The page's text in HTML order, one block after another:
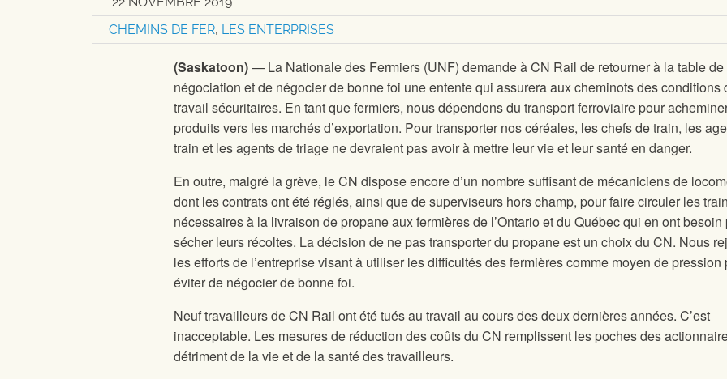
CHEMINS DE FER, LES ENTERPRISES
(Saskatoon)— La Nationale des Fermiers (UNF) demande à CN Rail de retourner à la table de
négociation et de négocier de bonne foi une entente qui assurera aux cheminots des conditions
travail sécuritaires. En tant que fermiers, nous dépendons du transport ferroviaire pour
produits vers les marchés d’exportation. Pour transporter nos céréales, les chefs de train, les
train et les agents de triage ne devraient pas avoir à mettre leur vie et leur santé en danger.
En outre, malgré la grève, le CN dispose encore d’un nombre suffisant de mécaniciens de
dont les contrats ont été réglés, ainsi que de superviseurs hors champ, pour faire circuler les
nécessaires à la livraison de propane aux fermières de l’Ontario et du Québec qui en ont besoin
sécher leurs récoltes. La décision de ne pas transporter du propane est un choix du CN. Nous
les efforts de l’entreprise visant à utiliser les difficultés des fermières comme moyen de pression
éviter de négocier de bonne foi.
Neuf travailleurs de CN Rail ont été tués au travail au cours des deux dernières années. C’est
inacceptable. Les mesures de réduction des coûts du CN remplissent les poches des
détriment de la vie et de la santé des travailleurs.